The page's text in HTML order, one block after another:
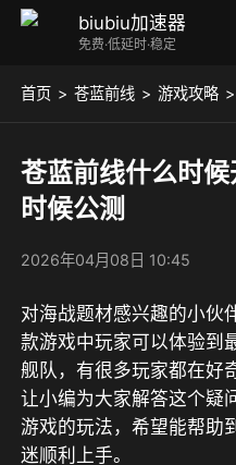
biubiu加速器
免费·低延时·稳定
首页 苍蓝前线 游戏攻略
苍蓝前线什么时
时候公测
2026年04月08日 10:45
对海战题材感兴趣的小伙
款游戏中玩家可以体验到
舰队，有很多玩家都在好
让小编为大家解答这个疑
游戏的玩法，希望能帮助
迷顺利上手。